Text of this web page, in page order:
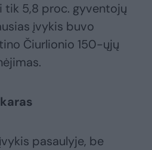
tik 5,8 proc. gyventojų
įvykis buvo
Čiurlionio 150-ųjų
pasaulyje, be